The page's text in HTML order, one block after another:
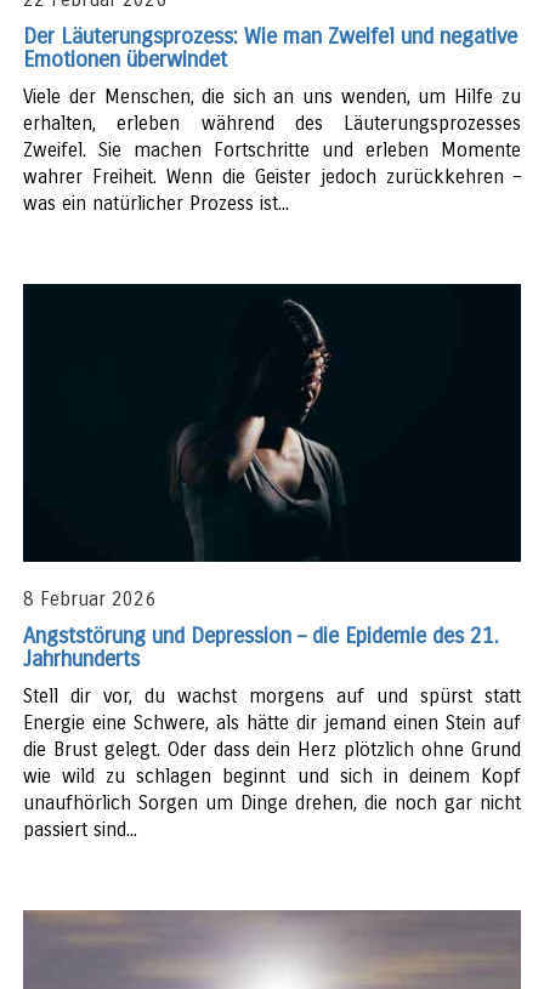
Der Läuterungsprozess: Wie man Zweifel und negative
Emotionen überwindet
Viele der Menschen, die sich an uns wenden, um Hilfe zu
erhalten, erleben während des Läuterungsprozesses
Zweifel. Sie machen Fortschritte und erleben Momente
wahrer Freiheit. Wenn die Geister jedoch zurückkehren –
was ein natürlicher Prozess ist...
8 Februar 2026
Angststörung und Depression – die Epidemie des 21.
Jahrhunderts
Stell dir vor, du wachst morgens auf und spürst statt
Energie eine Schwere, als hätte dir jemand einen Stein auf
die Brust gelegt. Oder dass dein Herz plötzlich ohne Grund
wie wild zu schlagen beginnt und sich in deinem Kopf
unaufhörlich Sorgen um Dinge drehen, die noch gar nicht
passiert sind...